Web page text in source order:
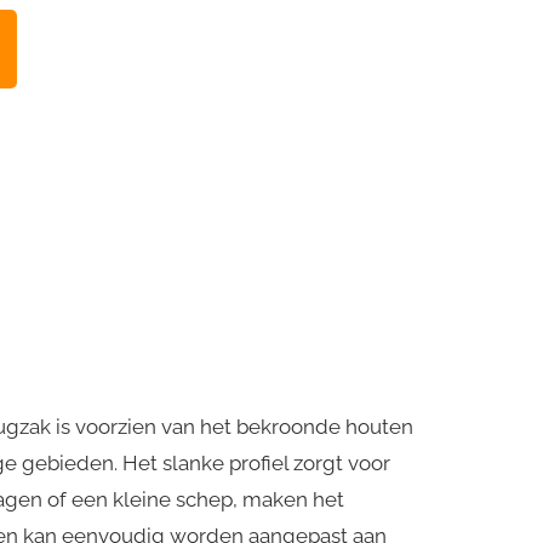
is voorzien van het bekroonde houten
gebieden. Het slanke profiel zorgt voor
of een kleine schep, maken het
kan eenvoudig worden aangepast aan